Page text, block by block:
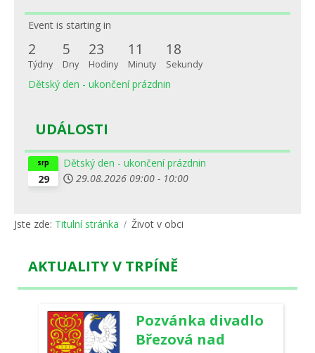
Event is starting in
2
Týdny
5
Dny
23
Hodiny
11
Minuty
17
Sekundy
Dětský den - ukončení prázdnin
UDÁLOSTI
29
srp
Dětský den - ukončení prázdnin
29.08.2026 09:00 - 10:00
Jste zde: Titulní stránka Život v obci
AKTUALITY V TRPÍNĚ
Pozvánka divadlo
Březová nad